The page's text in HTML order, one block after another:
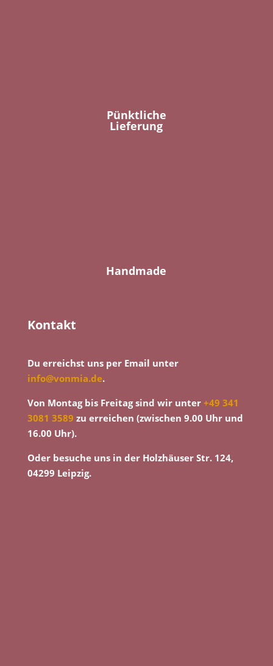
Pünktliche
Lieferung
Handmade
Kontakt
Du erreichst uns per Email unter
info@vonmia.de.
Von Montag bis Freitag sind wir unter +49 341
3081 3589 zu erreichen (zwischen 9.00 Uhr und
16.00 Uhr).
Oder besuche uns in der Holzhäuser Str. 124,
04299 Leipzig.